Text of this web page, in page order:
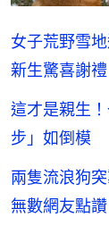
女子荒野雪
新生驚喜謝禮
這才是親生
步」如倒模
兩隻流浪狗
無數網友點讚